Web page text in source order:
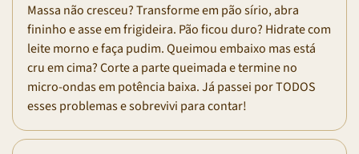
Massa não cresceu? Transforme em pão sírio, abra
fininho e asse em frigideira. Pão ficou duro? Hidrate com
leite morno e faça pudim. Queimou embaixo mas está
cru em cima? Corte a parte queimada e termine no
micro-ondas em potência baixa. Já passei por TODOS
esses problemas e sobrevivi para contar!